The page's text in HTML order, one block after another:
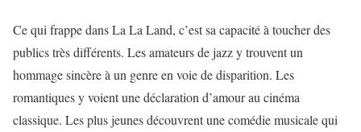
Ce qui frappe dans La La Land, c’est sa capacité à toucher des
publics très différents. Les amateurs de jazz y trouvent un
hommage sincère à un genre en voie de disparition. Les
romantiques y voient une déclaration d’amour au cinéma
classique. Les plus jeunes découvrent unecomédie musicalequi